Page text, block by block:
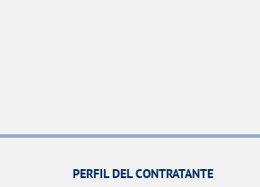
PERFIL DEL CONTRATANTE